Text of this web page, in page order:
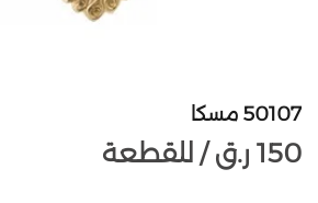
50107 مسكا
للقطعة / 150 ر.ق